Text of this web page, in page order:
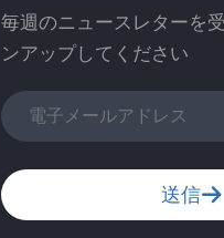
毎週のニュースレターを
ンアップしてください
送信